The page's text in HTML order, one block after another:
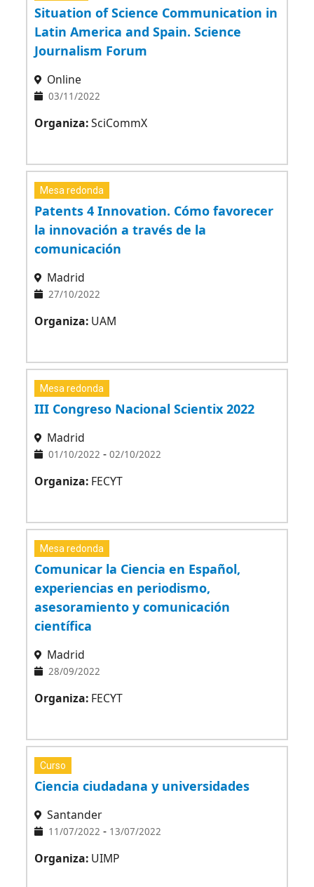
Situation of Science Communication in
Latin America and Spain. Science
Journalism Forum
Online
03/11/2022
Organiza:SciCommX
Mesa redonda
Patents 4 Innovation. Cómo favorecer
la innovación a través de la
comunicación
Madrid
27/10/2022
Organiza: UAM
Mesa redonda
III Congreso Nacional Scientix 2022
Madrid
01/10/2022 - 02/10/2022
Organiza: FECYT
Mesa redonda
Comunicar la Ciencia en Español,
experiencias en periodismo,
asesoramiento y comunicación
científica
Madrid
28/09/2022
Organiza: FECYT
Curso
Ciencia ciudadana y universidades
Santander
11/07/2022 - 13/07/2022
Organiza: UIMP